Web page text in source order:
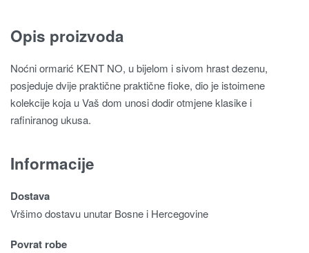
Opis proizvoda
Noćni ormarić KENT NO, u bijelom i sivom hrast dezenu,
posjeduje dvije praktične praktične fioke, dio je istoimene
kolekcije koja u Vaš dom unosi dodir otmjene klasike i
rafiniranog ukusa.
Informacije
Dostava
Vršimo dostavu unutar Bosne i Hercegovine
Povrat robe